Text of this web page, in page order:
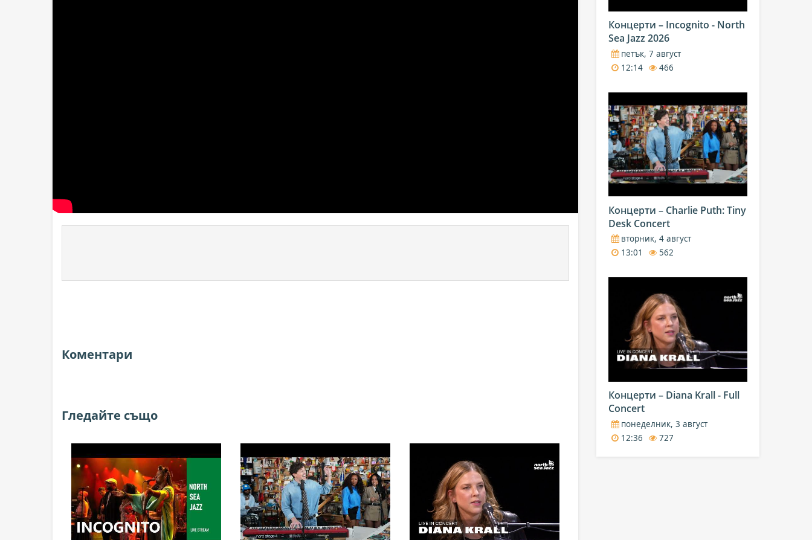
Коментари
Гледайте също
Концерти – Incognito - North
Sea Jazz 2026
петък, 7 август
12:14
466
Концерти – Charlie Puth: Tiny
Desk Concert
вторник, 4 август
13:01
562
Концерти – Diana Krall - Full
Concert
понеделник, 3 август
12:36
727